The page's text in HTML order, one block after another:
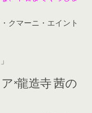
クマーニ・エイント
×龍造寺 茜の